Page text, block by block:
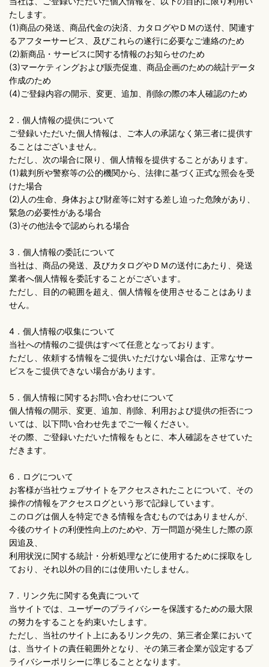
たします。
(1)商品の発送、商品代金の決済、カタログやＤＭの送付、関連す
るアフターサービス、及びこれらの遂行に必要なご連絡のため
(2)新商品・サービスに関する情報のお知らせのため
(3)マーケティングおよび販売促進、商品企画のための統計データ
作成のため
(4)ご登録内容の開示、変更、追加、削除の際の本人確認のため
2．個人情報の提供について
ご登録いただいた個人情報は、ご本人の承諾なく第三者に提供す
ることはございません。
ただし、次の場合に限り、個人情報を提供することがあります。
(1)裁判所や警察等の公的機関から、法律に基づく正式な照会を受
けた場合
(2)人の生命、身体および財産等に対する差し迫った危険があり、
緊急の必要性がある場合
(3)その他法令で認められる場合
3．個人情報の委託について
当社は、商品の発送、及びカタログやＤＭの送付にあたり、発送
業者へ個人情報を委託することがございます。
ただし、目的の範囲を超え、個人情報を使用させることはありま
せん。
4．個人情報の収集について
当社への情報のご提供はすべて任意となっております。
ただし、依頼する情報をご提供いただけない場合は、正常なサー
ビスをご提供できない場合があります。
5．個人情報に関するお問い合わせについて
個人情報の開示、変更、追加、削除、利用および提供の拒否につ
いては、以下問い合わせ先までご一報ください。
その際、ご登録いただいた情報をもとに、本人確認をさせていた
だきます。
6．ログについて
お客様が当社ウェブサイトをアクセスされたことについて、その
操作の情報をアクセスログという形で記録しています。
このログは個人を特定できる情報を含むものではありませんが、
今後のサイトの利便性向上のためや、万一問題が発生した際の原
因追及、
利用状況に関する統計・分析処理などに使用するために採取をし
ており、それ以外の目的には使用いたしません。
7．リンク先に関する免責について
当サイトでは、ユーザーのプライバシーを保護するための最大限
の努力をすることを約束いたします。
ただし、当社のサイト上にあるリンク先の、第三者企業において
は、当サイトの責任範囲外となり、その第三者企業が設定するプ
ライバシーポリシーに準じることとなります。